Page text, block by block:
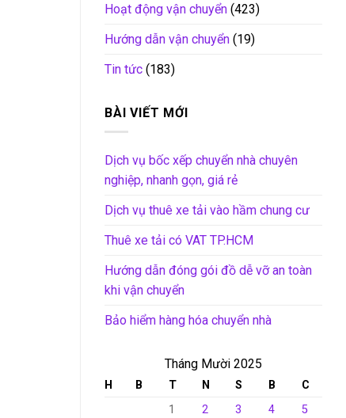
Hoạt động vận chuyển (423)
Hướng dẫn vận chuyển (19)
Tin tức (183)
BÀI VIẾT MỚI
Dịch vụ bốc xếp chuyển nhà chuyên
nghiệp, nhanh gọn, giá rẻ
Dịch vụ thuê xe tải vào hầm chung cư
Thuê xe tải có VAT TP.HCM
Hướng dẫn đóng gói đồ dễ vỡ an toàn
khi vận chuyển
Bảo hiểm hàng hóa chuyển nhà
Tháng Mười 2025
H B T N S B
C
1
2 3 4
5